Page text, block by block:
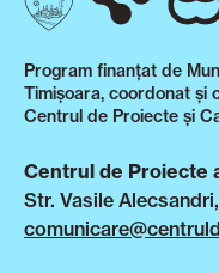
Program finanțat de
Timișoara, coordonat și
Centrul de Proiecte și
Centrul de Proiecte
Str. Vasile